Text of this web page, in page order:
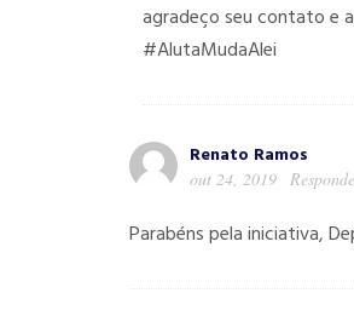
agradeço seu contato e
#AlutaMudaAlei
Renato Ramos
out 24, 2019
Parabéns pela iniciativa,